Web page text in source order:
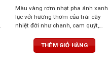
Màu vàng rơm nhạt pha ánh xanh
lục với hương thơm của trái cây
nhiệt đới như chanh, cam quýt,
cân bằng, chua nhưng không gắt,
thanh lịch và êm dịu
THÊM GIỎ HÀNG